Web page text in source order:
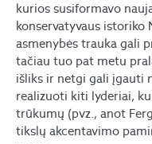
kurios susiformavo
konservatyvaus istoriko
asmenybės trauka gali
tačiau tuo pat metu
išliks ir netgi gali įgauti
realizuoti kiti lyderiai,
trūkumų (pvz., anot
tikslų akcentavimo